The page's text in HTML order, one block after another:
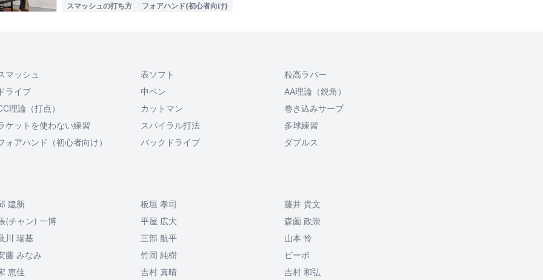
スマッシュの打ち方 フォアハンド(初心者向け)
マッシュ 表ソフト
粒高ラバー
ライブ
中ペン
AA理論（鋭角）
理論（打点）
カットマン
巻き込みサーブ
ケットを使わない練習
スパイラル打法
多球練習
ォアハンド（初心者向け）
バックドライブ ダブルス
建新 板垣 孝司
藤井 貴文
(チャン) 一博
平屋 広大
森薗 政崇
川 瑞基
三部 航平
山本 怜
藤 みなみ
竹岡 純樹
ビーボ
恵佳
吉村 真晴 吉村 和弘